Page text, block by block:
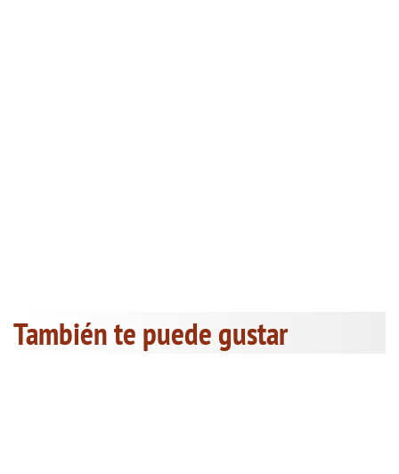
También te puede gustar